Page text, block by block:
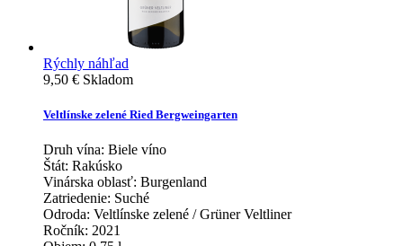
Rýchly náhľad
9,50 € Skladom
Veltlínske zelené Ried Bergweingarten
Druh vína: Biele víno
Štát: Rakúsko
Vinárska oblasť: Burgenland
Zatriedenie: Suché
Odroda: Veltlínske zelené / Grüner Veltliner
Ročník: 2021